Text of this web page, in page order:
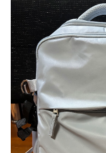
ですか？X（旧Twitter）やって